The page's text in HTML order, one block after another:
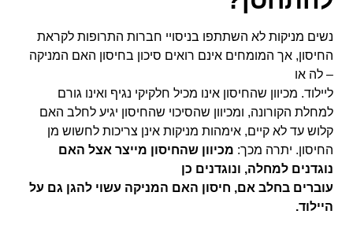
נשים מניקות לא השתתפו בניסויי חברות התרופות לקראת
החיסון, אך המומחים אינם רואים סיכון בחיסון האם המניקה
– לה או
ליילוד. מכיוון שהחיסון אינו מכיל חלקיקי נגיף ואינו גורם
למחלת הקורונה, ומכיוון שהסיכוי שהחיסון יגיע לחלב האם
קלוש עד לא קיים, אימהות מניקות אינן צריכות לחשוש מן
החיסון. יתרה מכך: מכיוון שהחיסון מייצר אצל האם
נוגדנים למחלה, ונוגדנים כן
עוברים בחלב אם, חיסון האם המניקה עשוי להגן גם על
היילוד.